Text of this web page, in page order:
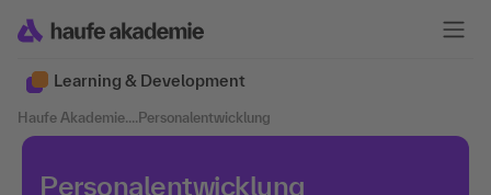
Learning & Development
Haufe Akademie.... Personalentwicklung
Personalentwicklung